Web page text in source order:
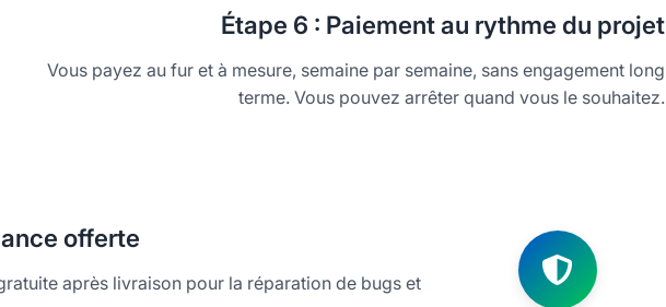
Étape 6 : Paiement au rythme du projet
Vous payez au fur et à mesure, semaine par semaine, sans engagement long
terme. Vous pouvez arrêter quand vous le souhaitez.
offerte
après livraison pour la réparation de bugs et